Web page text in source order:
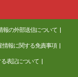
報の外部送信について
情報に関する免責事項
表記について